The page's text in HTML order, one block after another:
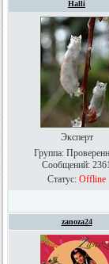
Halli
Эксперт
Группа:
Сообщений:
Статус: Offline
zanoza24